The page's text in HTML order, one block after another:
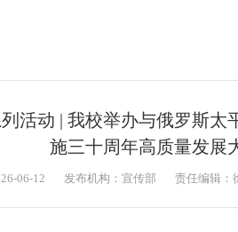
活动 | 我校举办与俄罗斯
施三十周年高质量发展
06-12 发布机构：宣传部 责任编辑：